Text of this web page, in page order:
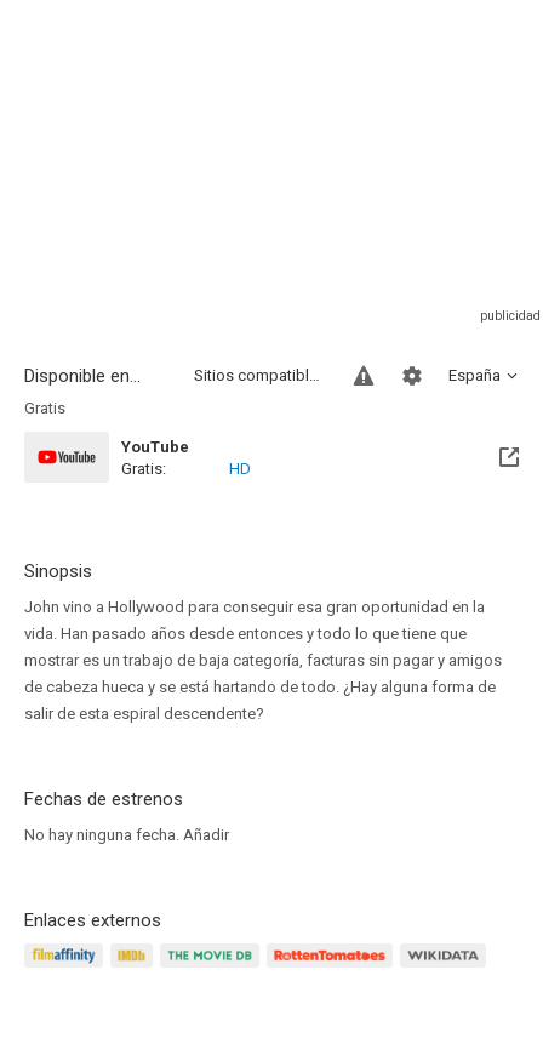
Disponible en... España
Sitios compatibles
Gratis
YouTube
Gratis:
HD
Sinopsis
John vino a Hollywood para conseguir esa gran oportunidad en la
vida. Han pasado años desde entonces y todo lo que tiene que
mostrar es un trabajo de baja categoría, facturas sin pagar y amigos
de cabeza hueca y se está hartando de todo. ¿Hay alguna forma de
salir de esta espiral descendente?
Fechas de estrenos
No hay ninguna fecha. Añadir
Enlaces externos